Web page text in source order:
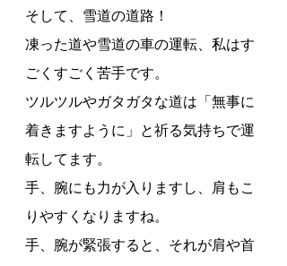
そして、雪道の道路！
凍った道や雪道の車の運転、私はす
ごくすごく苦手です。
ツルツルやガタガタな道は「無事に
着きますように」と祈る気持ちで運
転してます。
手、腕にも力が入りますし、肩もこ
りやすくなりますね。
手、腕が緊張すると、それが肩や首